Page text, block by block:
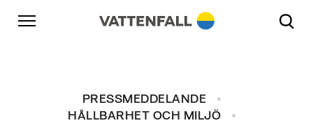
Skip to content
Gå till huvudnavigeringen
Gå till sidfoten
PRESSMEDDELANDE
HÅLLBARHET OCH MILJÖ
Gå till huvudnavigeringen